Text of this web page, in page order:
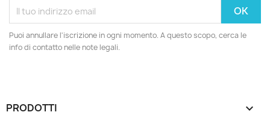
Puoi annullare l'iscrizione in ogni momento. A questo scopo, cerca le
info di contatto nelle note legali.
PRODOTTI 